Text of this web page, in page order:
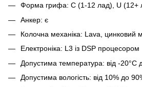
Форма грифа: C (1-12 лад), U (12+
Анкер: є
Колочна механіка: Lava, цинковий
Електроніка: L3 із DSP процесором
Допустима температура: від -20°C
Допустима вологість: від 10% до